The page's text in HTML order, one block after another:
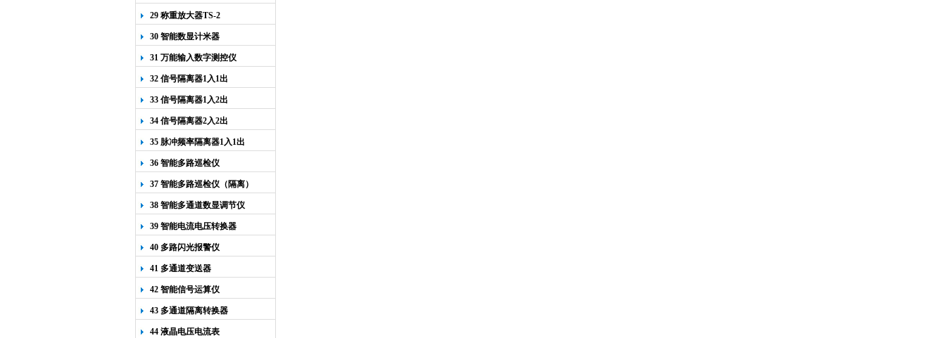
29 称重放大器TS-2
30 智能数显计米器
31 万能输入数字测控仪
32 信号隔离器1入1出
33 信号隔离器1入2出
34 信号隔离器2入2出
35 脉冲频率隔离器1入1出
36 智能多路巡检仪
37 智能多路巡检仪（隔离）
38 智能多通道数显调节仪
39 智能电流电压转换器
40 多路闪光报警仪
41 多通道变送器
42 智能信号运算仪
43 多通道隔离转换器
44 液晶电压电流表